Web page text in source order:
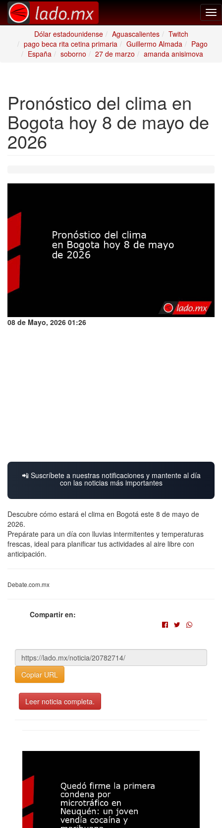
Dólar estadounidense
Aguascalientes
Twitch
pago beca rita cetina primaria
Guillermo Almada
Pago
España
soborno 27 de marzo amanda anisimova
Pronóstico del clima en
Bogota hoy 8 de mayo de
2026
08 de Mayo, 2026 01:26
📲 Suscríbete a nuestras notificaciones y mantente al día
con las noticias más importantes
Descubre cómo estará el clima en Bogotá este 8 de mayo de
2026.
Prepárate para un día con lluvias intermitentes y temperaturas
frescas, ideal para planificar tus actividades al aire libre con
anticipación.
Debate.com.mx
Compartir en:
Copiar URL
Leer noticia completa.